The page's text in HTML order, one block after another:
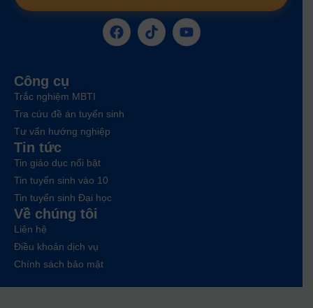
Công cụ
Trắc nghiệm MBTI
Tra cứu đề án tuyển sinh
Tư vấn hướng nghiệp
Tin tức
Tin giáo dục nổi bật
Tin tuyển sinh vào 10
Tin tuyển sinh Đại học
Về chúng tôi
Liên hệ
Điều khoản dịch vụ
Chính sách bảo mật